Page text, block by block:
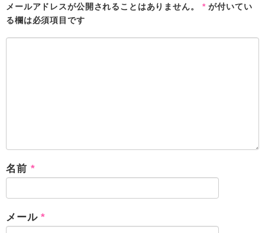
メールアドレスが公開されることはありません。 *が付いてい
る欄は必須項目です
名前 *
メール*